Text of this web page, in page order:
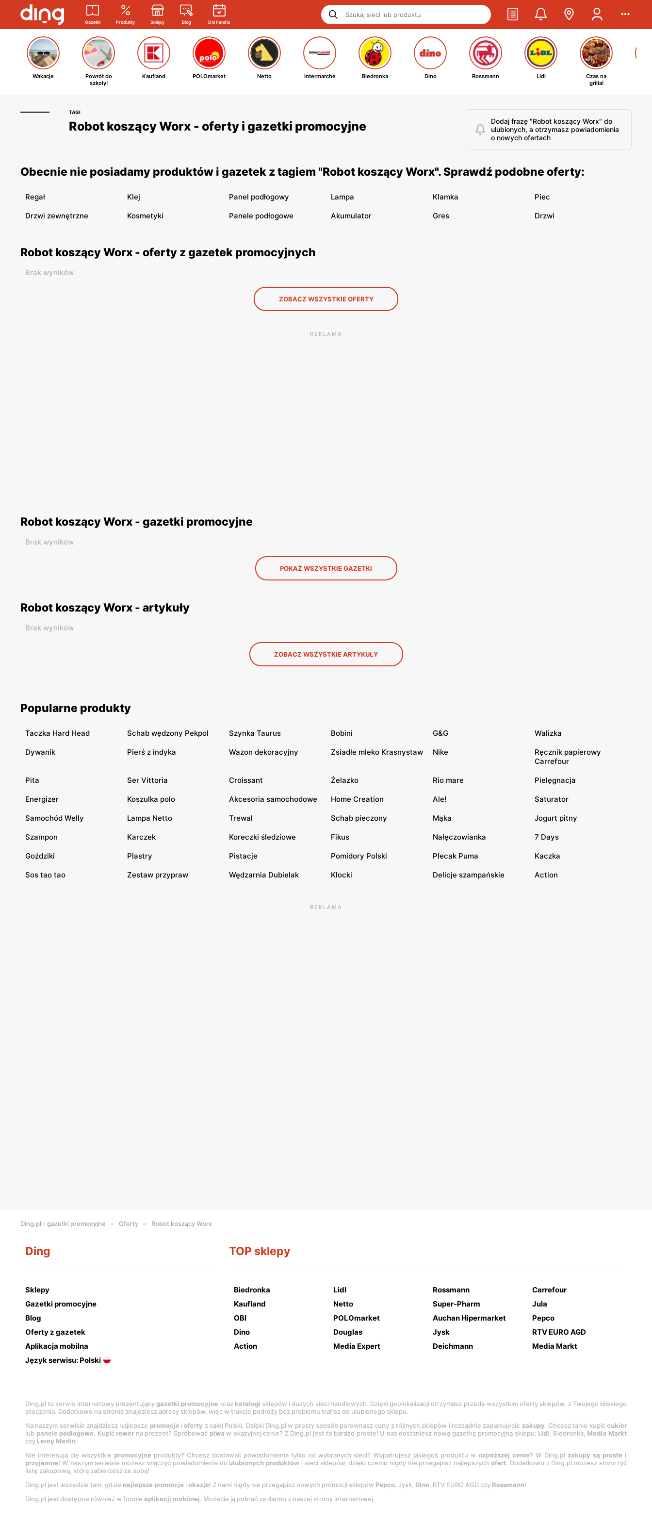
Gazetki Produkty Sklepy Blog Dni handlu
Wakacje
Powrót do
szkoły!
Kaufland POLOmarket Netto Intermarche Biedronka Dino Rossmann Lidl
Czas na
grilla!
TAGI
Robot koszący Worx - oferty i gazetki promocyjne
Dodaj frazę "Robot koszący Worx" do
ulubionych, a otrzymasz powiadomienia
o nowych ofertach
Obecnie nie posiadamy produktów i gazetek z tagiem "Robot koszący Worx". Sprawdź podobne oferty:
Regał Klej Panel podłogowy Lampa Klamka Piec
Drzwi zewnętrzne Kosmetyki Panele podłogowe Akumulator Gres Drzwi
Robot koszący Worx - oferty z gazetek promocyjnych
Brak wyników
ZOBACZ WSZYSTKIE OFERTY
REKLAMA
Robot koszący Worx - gazetki promocyjne
Brak wyników
POKAŻ WSZYSTKIE GAZETKI
Robot koszący Worx - artykuły
Brak wyników
ZOBACZ WSZYSTKIE ARTYKUŁY
Popularne produkty
Taczka Hard Head Schab wędzony Pekpol Szynka Taurus Bobini G&G Walizka
Dywanik Pierś z indyka Wazon dekoracyjny Zsiadłe mleko Krasnystaw Nike
Ręcznik papierowy
Carrefour
Pita Ser Vittoria Croissant Żelazko Rio mare Pielęgnacja
Energizer Koszulka polo Akcesoria samochodowe Home Creation Ale! Saturator
Samochód Welly Lampa Netto Trewal Schab pieczony Mąka Jogurt pitny
Szampon Karczek Koreczki śledziowe Fikus Nałęczowianka 7 Days
Goździki Plastry Pistacje Pomidory Polski Plecak Puma Kaczka
Sos tao tao Zestaw przypraw Wędzarnia Dubielak Klocki Delicje szampańskie Action
REKLAMA
Ding.pl - gazetki promocyjne Oferty Robot koszący Worx
Ding
Sklepy
Gazetki promocyjne
Blog
Oferty z gazetek
Aplikacja mobilna
Język serwisu: Polski
TOP sklepy
Biedronka Lidl Rossmann
Carrefour
Kaufland
Netto Super-Pharm
Jula
OBI
POLOmarket Auchan Hipermarket
Pepco
Dino
Douglas Jysk
RTV EURO AGD
Action
Media Expert Deichmann Media Markt
Ding.pl to serwis internetowy prezentującygazetki promocyjne oraz katalogi sklepów i dużych sieci handlowych. Dzięki geolokalizacji otrzymasz przede wszystkim oferty sklepów, z Twojego bliskiego
otoczenia. Dodatkowo na stronie znajdziesz adresy sklepów, więc w trakcie podróży bez problemu trafisz do ulubionego sklepu.
Na naszym serwisie znajdziesz najlepsze promocje ioferty z całej Polski. Dzięki Ding.pl w prosty sposób porównasz ceny z różnych sklepów i rozsądnie zaplanujecie zakupy. Chcesz tanio kupićcukier
lub panele podłogowe. Kupić rower na prezent? Spróbować piwa w okazyjnej cenie? Z Ding.pl jest to bardzo proste! U nas dostaniesz nową gazetkę promocyjną sklepu: Lidl, Biedronka, Media Markt
czy Leroy Merlin.
Nie interesują cię wszystkie promocyjne produkty? Chcesz dostawać powiadomienia tylko od wybranych sieci? Wypatrujesz jakiegoś produktu w najniższej cenie? W Ding.pl zakupy są proste i
przyjemne! W naszym serwisie możesz włączyć powiadomienia do ulubionych produktów i sieci sklepów, dzięki czemu nigdy nie przegapisz najlepszychofert. Dodatkowo z Ding.pl możesz stworzyć
listę zakupową, którą zabierzesz ze sobą!
Ding.pl jest wszędzie tam, gdzie najlepsze promocje i okazje! Z nami nigdy nie przegapisz nowych promocji sklepów Pepco, Jysk, Dino, RTV EURO AGD czy Rossmann!
Ding.pl jest dostępne również w formie aplikacji mobilnej. Możecie ją pobrać za darmo z naszej strony internetowej.